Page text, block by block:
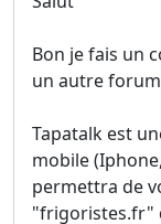
Bon je fais un
un autre
Tapatalk est
mobile
permettra de
"frigoristes.fr"